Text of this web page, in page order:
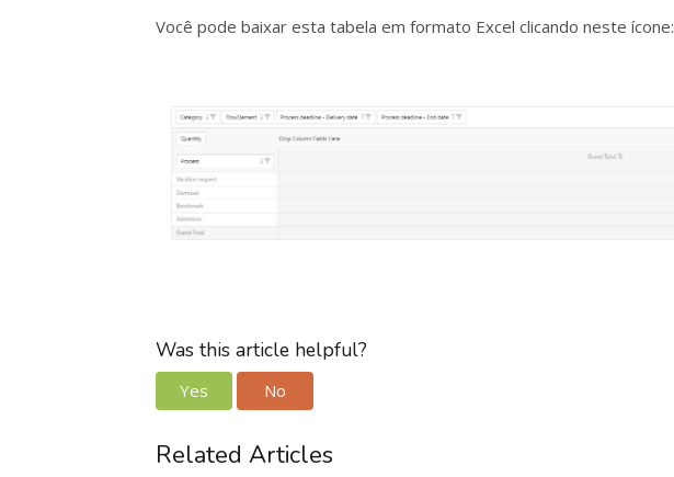
Você pode baixar esta tabela em formato Excel clicando neste ícone:
Was this article helpful?
Yes No
Related Articles